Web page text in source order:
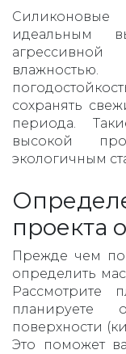
Силиконовые
идеальным
сохранять
периода.
высокой
экологичным
проекта
Прежде чем
определить
Рассмотрите
планируете
поверхности
Это поможет